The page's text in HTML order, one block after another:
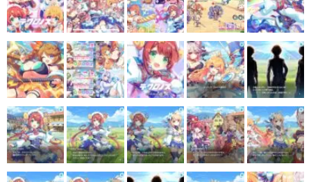
アプリレビュー
その他
電ファミニコゲーマーとは？
運営：株式会社マレ